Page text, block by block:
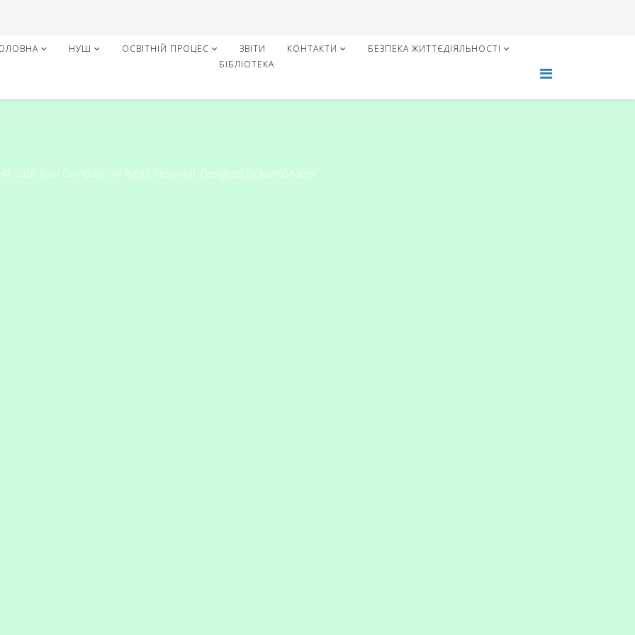
НУШ ОСВІТНІЙ ПРОЦЕС ЗВІТИ КОНТАКТИ
БЕЗПЕКА ЖИТТЄДІЯЛЬНОСТІ
БІБЛІОТЕКА
© 2026 Your Company. All Rights Reserved. Designed By JoomShaper